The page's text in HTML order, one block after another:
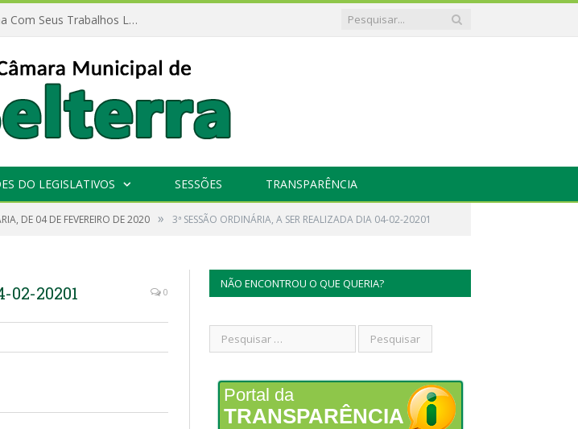
Câmara de Vereadores de Belterra Retorna Com Seus Trabalhos Legislativos
DO LEGISLATIVOS SESSÕES TRANSPARÊNCIA
DE 04 DE FEVEREIRO DE 2020 » 3ª SESSÃO ORDINÁRIA, A SER REALIZADA DIA 04-02-20201
02-20201 0
NÃO ENCONTROU O QUE QUERIA?
Portal da
TRANSPARÊNCIA